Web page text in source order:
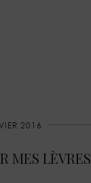
2016
MES